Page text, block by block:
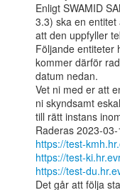
Enligt SWAMID
3.3) ska en
att den uppfyller
Följande entiteter
kommer därför
datum nedan.
Vet ni med er att
ni skyndsamt
till rätt instans
https://test-
https://test-
https://test-